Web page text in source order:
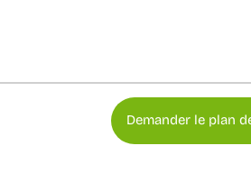
Demander le plan